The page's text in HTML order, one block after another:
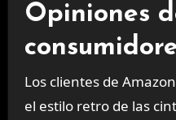
Opiniones
Los clientes de
el estilo retro de las